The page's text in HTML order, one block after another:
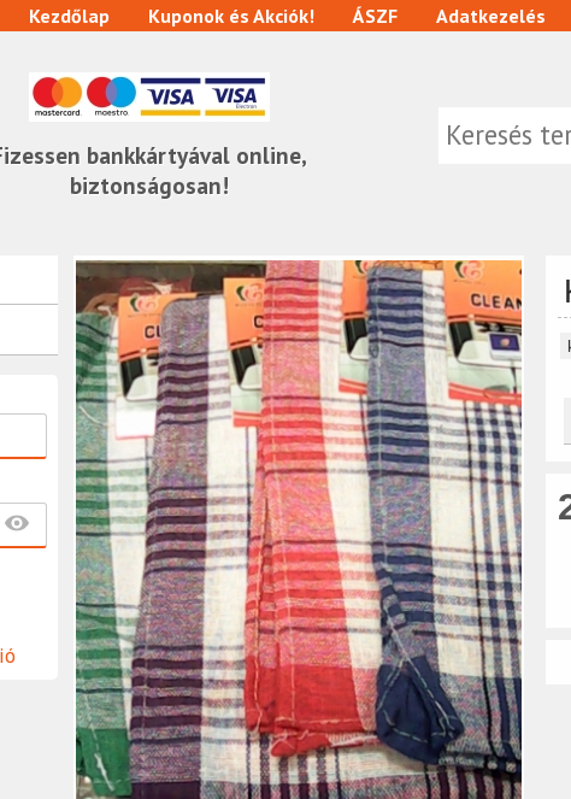
bankkártyával online,
biztonságosan!
Kezdőlap Kuponok és Akciók! ÁSZF Adatkezelés